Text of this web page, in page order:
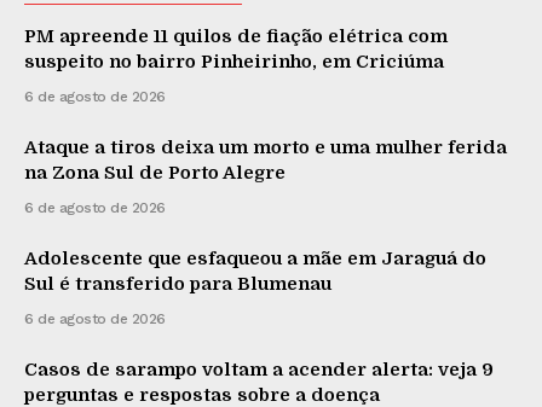
PM apreende 11 quilos de fiação elétrica com
suspeito no bairro Pinheirinho, em Criciúma
6 de agosto de 2026
Ataque a tiros deixa um morto e uma mulher ferida
na Zona Sul de Porto Alegre
6 de agosto de 2026
Adolescente que esfaqueou a mãe em Jaraguá do
Sul é transferido para Blumenau
6 de agosto de 2026
Casos de sarampo voltam a acender alerta: veja 9
perguntas e respostas sobre a doença